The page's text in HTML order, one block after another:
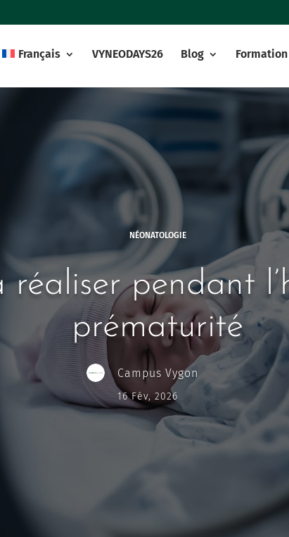
Français VYNEODAYS26 Blog Formation
NÉONATOLOGIE
réaliser pendant
prématurité
Campus Vygon
16 Fév, 2026